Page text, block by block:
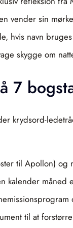
vender sin
hvis navn
skygge om
7
krydsord-
til Apollon) og
kalender
til at